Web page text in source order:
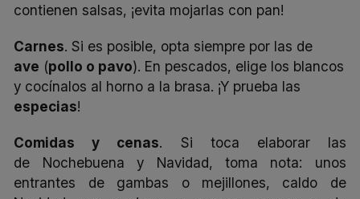
contienen salsas, ¡evita mojarlas con pan!
Carnes. Si es posible, opta siempre por las de
ave (pollo o pavo). En pescados, elige los blancos
y cocínalos al horno a la brasa. ¡Y prueba las
especias!
Comidas y cenas. Si toca elaborar las
de Nochebuena y Navidad, toma nota: unos
entrantes de gambas o mejillones, caldo de